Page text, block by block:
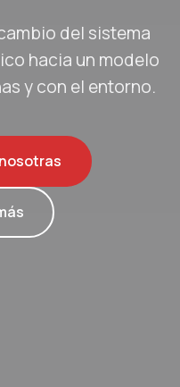
del sistema
hacia un modelo
y con el entorno.